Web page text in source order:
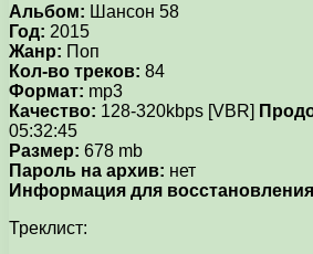
Альбом: Шансон 58
Год: 2015
Жанр: Поп
Кол-во треков: 84
Формат: mp3
Качество: 128-320kbps [VBR]
05:32:45
Размер: 678 mb
Пароль на архив: нет
Информация для
Треклист: